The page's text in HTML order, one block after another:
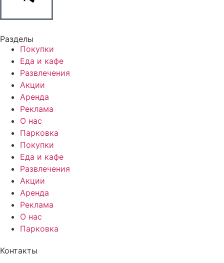
Разделы
Покупки
Еда и кафе
Развлечения
Акции
Аренда
Реклама
О нас
Парковка
Покупки
Еда и кафе
Развлечения
Акции
Аренда
Реклама
О нас
Парковка
Контакты